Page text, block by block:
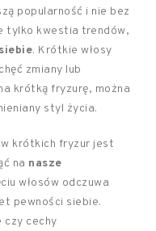
popularność i nie bez
tylko kwestia trendów,
. Krótkie włosy
zmiany lub
krótką fryzurę, można
styl życia.
krótkich fryzur jest
na nasze
włosów odczuwa
pewności siebie.
cechy